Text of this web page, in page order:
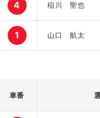
4 稲川 聖也
1 山口 航太
車番